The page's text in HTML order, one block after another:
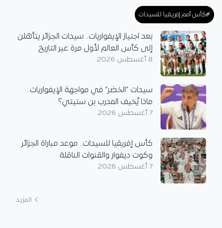
#كأس أمم إفريقيا للسيدات
بعد اجتياز الإيفواريات.. سيدات الجزائر يتأهلن
إلى كأس العالم لأول مرة عبر التاريخ
8 أغسطس 2026
سيدات “الخضر” في مواجهة الإيفواريات..
ماذا يُخيف المدرب بن ستيتي؟
7 أغسطس 2026
كأس إفريقيا للسيدات.. موعد مباراة الجزائر
وكوت ديفوار والقنوات الناقلة
7 أغسطس 2026
المزيد